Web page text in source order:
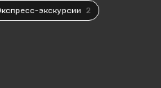
экскурсии 2